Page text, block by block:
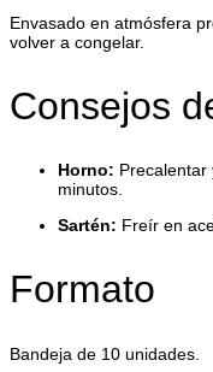
Envasado en atmósfera
volver a congelar.
Consejos
Horno: Precalentar
minutos.
Sartén: Freír en
Formato
Bandeja de 10 unidades.